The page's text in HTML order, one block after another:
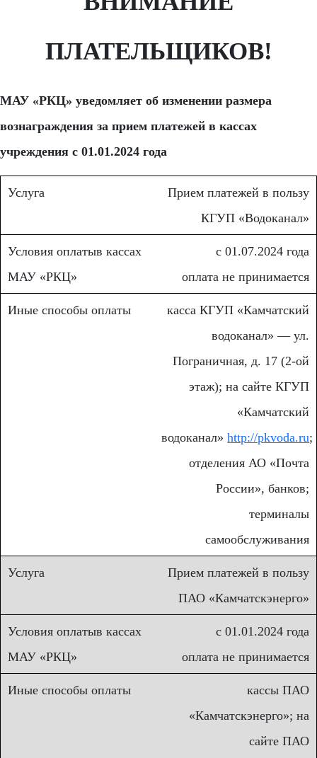
ПЛАТЕЛЬЩИКОВ!
МАУ «РКЦ» уведомляет об изменении размера
вознаграждения за прием платежей в кассах
учреждения с 01.01.2024 года
Прием платежей в пользу
КГУП «Водоканал»
с 01.07.2024 года
оплата не принимается
касса КГУП «Камчатский
водоканал» — ул.
Пограничная, д. 17 (2-ой
этаж); на сайте КГУП
«Камчатский
водоканал»http://pkvoda.ru;
отделения АО «Почта
России», банков;
терминалы
самообслуживания
Прием платежей в пользу
ПАО «Камчатскэнерго»
с 01.01.2024 года
оплата не принимается
кассы ПАО
«Камчатскэнерго»; на
сайте ПАО